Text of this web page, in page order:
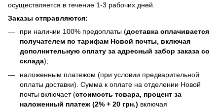
осуществляется в течение 1-3 рабочих дней.
Заказы отправляются:
при наличии 100% предоплаты (доставка оплачивается
получателем по тарифам Новой почты, включая
дополнительную оплату за адресный забор заказа со
склада);
наложенным платежом (при условии предварительной
оплаты доставки). Сумма к оплате на отделении Новой
почты включает (стоимость товара, процент за
наложенный платеж (2% + 20 грн.) включая